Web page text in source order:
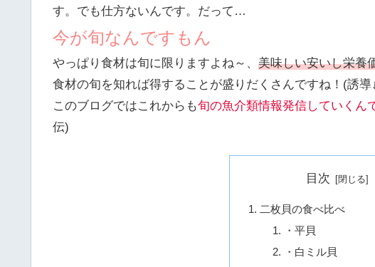
す。でも仕方ないんです。だって…
今が旬なんですもん
やっぱり食材は旬に限りますよね～、 美味しい安いし栄養
食材の旬を知れば得することが盛りだくさんですね！(誘導
このブログではこれからも旬の魚介類情報発信していくん
伝)
目次
二枚貝の食べ比べ
・平貝
・白ミル貝